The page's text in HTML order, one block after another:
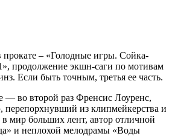
прокате – «Голодные игры. Сойка-
продолжение экшн-саги по мотивам
Если быть точным, третья ее часть.
— во второй раз Френсис Лоуренс,
из клипмейкерства и
мир больших лент, автор отличной
и неплохой мелодрамы «Воды